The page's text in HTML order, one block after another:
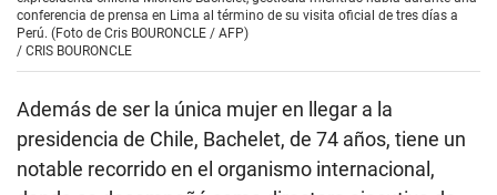
conferencia de prensa en Lima al término de su visita oficial de tres días a
Perú. (Foto de Cris BOURONCLE / AFP)
/ CRIS BOURONCLE
Además de ser la única mujer en llegar a la
presidencia de Chile, Bachelet, de 74 años, tiene un
notable recorrido en el organismo internacional,